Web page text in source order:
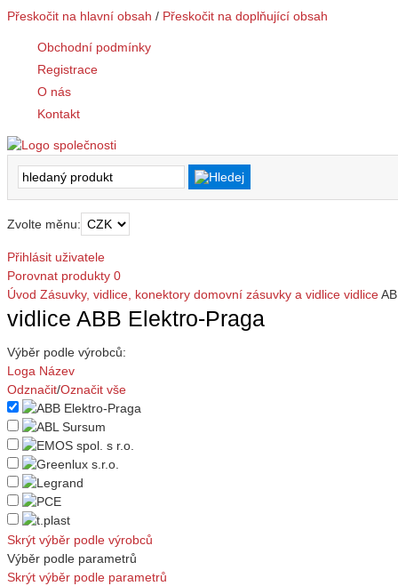
Přeskočit na hlavní obsah / Přeskočit na doplňující obsah
Obchodní podmínky
Registrace
O nás
Kontakt
Zvolte měnu:
Přihlásit uživatele
Porovnat produkty 0
Úvod Zásuvky, vidlice, konektory domovní zásuvky a vidlice vidlice
vidlice ABB Elektro-Praga
Výběr podle výrobců:
Loga Název
Odznačit/Označit vše
Skrýt výběr podle výrobců
Výběr podle parametrů
Skrýt výběr podle parametrů